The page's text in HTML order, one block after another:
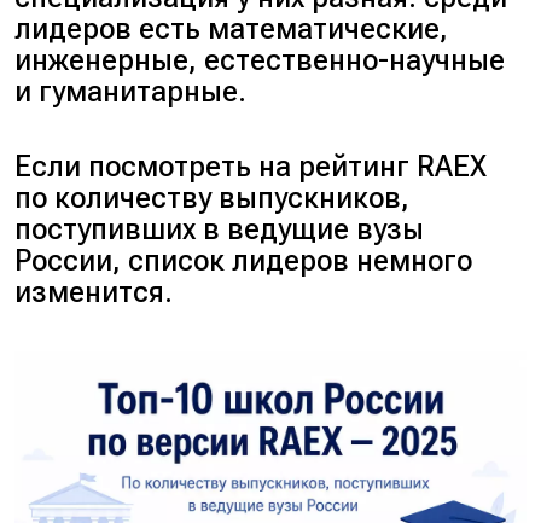
лидеров есть математические,
инженерные, естественно-научные
и гуманитарные.
Если посмотреть на рейтинг RAEX
по количеству выпускников,
поступивших в ведущие вузы
России, список лидеров немного
изменится.